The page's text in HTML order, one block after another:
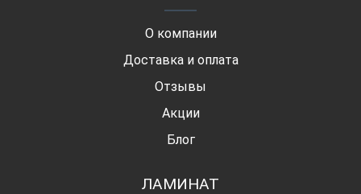
О компании
Доставка и оплата
Отзывы
Акции
Блог
ЛАМИНАТ